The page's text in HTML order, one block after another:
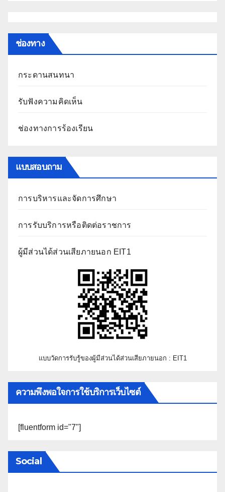
ช่องทาง
กระดานสนทนา
รับฟังความคิดเห็น
ช่องทางการร้องเรียน
แบบสอบถาม
การบริหารและจัดการศึกษา
การรับบริการหรือติดต่อราชการ
ผู้มีส่วนได้ส่วนเสียภายนอก EIT1
แบบวัดการรับรู้ของผู้มีส่วนได้ส่วนเสียภายนอก : EIT1
ความพึงพอใจการใช้บริการเว็บไซต์
[fluentform id="7"]
Social